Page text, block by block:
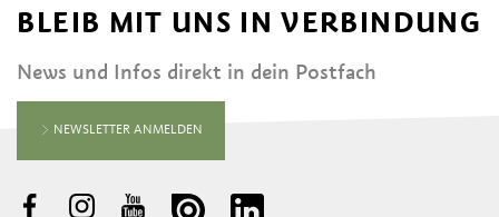
BLEIB MIT UNS IN VERBINDUNG
News und Infos direkt in dein Postfach
NEWSLETTER ANMELDEN